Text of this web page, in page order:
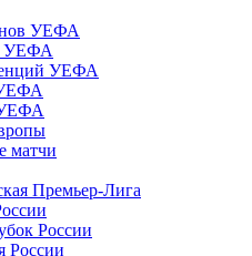
УЕФА
УЕФА
УЕФА
матчи
Премьер-Лига
России
России